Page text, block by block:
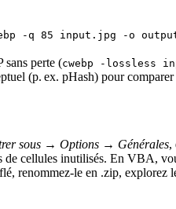
-q 85 input.jpg -o
sans perte (cwebp -lossless
(p. ex. pHash) pour
sous → Options → Générales,
de cellules inutilisés. En VBA,
renommez‑le en .zip, explorez